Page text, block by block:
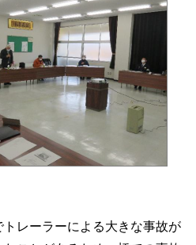
トレーラーによる大きな事故が